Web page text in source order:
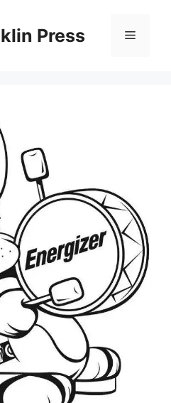
Press Menu